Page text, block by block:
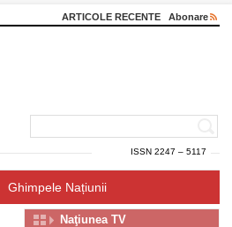
ARTICOLE RECENTE Abonare
ISSN 2247 – 5117
Ghimpele Națiunii
Naţiunea TV